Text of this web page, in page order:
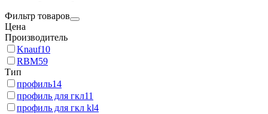
Фильтр товаров
Цена
Производитель
Knauf10
RBM59
Тип
профиль14
профиль для гкл11
профиль для гкл kl4